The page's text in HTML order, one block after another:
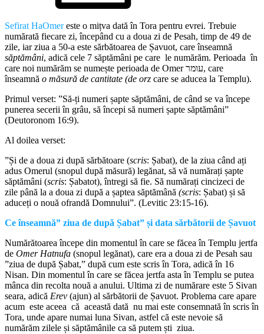
Sefirat HaOmereste o mițva dată în Tora pentru evrei. Trebuie
numărată fiecare zi, începând cu a doua zi de Pesah, timp de 49 de
zile, iar ziua a 50-a este sărbătoarea de Șavuot, care înseamnă
săptămâni, adică cele 7 săptămâni pe care le numărăm. Perioada în
care noi numărăm se numește perioada de Omer עומר, care
înseamnă o măsură de cantitate (de orz care se aducea la Templu).
Primul verset: ”Să-ți numeri șapte săptămâni, de când se va începe
punerea secerii în grâu, să începi să numeri șapte săptămâni”
(Deutoronom 16:9).
Al doilea verset:
”Și de a doua zi după sărbătoare (scris: Șabat), de la ziua când ați
adus Omerul (snopul după măsură) legănat, să vă numărați șapte
săptămâni (scris: Șabatot), întregi să fie. Să numărați cincizeci de
zile până la a doua zi după a șaptea săptămână (scris: Șabat) și să
aduceți o nouă ofrandă Domnului”. (Levitic 23:15-16).
Ce înseamnă” ziua de după Șabat” și data sărbătorii de Șavuot
Numărătoarea începe din momentul în care se făcea în Templu jertfa
de Omer Hatnufa (snopul legănat), care era a doua zi de Pesah sau
”ziua de după Șabat,” după cum este scris în Tora, adică în 16
Nisan. Din momentul în care se făcea jertfa asta în Templu se putea
mânca din recolta nouă a anului. Ultima zi de numărare este 5 Sivan
seara, adică Erev (ajun) al sărbătorii de Șavuot. Problema care apare
acum este aceea că această dată nu mai este consemnată în scris în
Tora, unde apare numai luna Sivan, astfel că este nevoie să
numărăm zilele și săptămânile ca să putem ști ziua.